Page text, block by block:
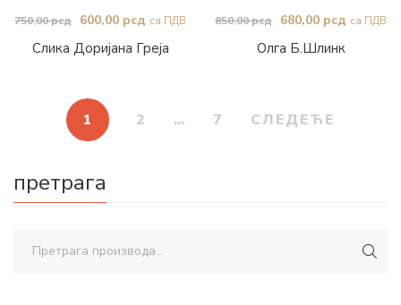
Слика Доријана Греја
750,00рсд
Оригинална
цена
750,00 рсд.
600,00 рсд Тренутна
цена
са ПДВ
Олга Б.Шлинк
850,00рсд
Оригинална
цена
850,00 рсд.
680,00 рсд са ПДВ
1 2 … 7 СЛЕДЕЋЕ
претрага